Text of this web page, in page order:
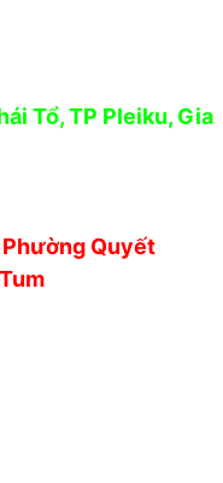
Tổ, TP Pleiku, Gia
Phường Quyết